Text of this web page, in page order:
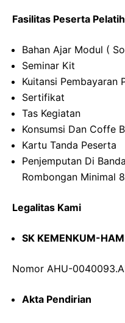
Fasilitas Peserta
Bahan Ajar Modul (
Seminar Kit
Kuitansi Pembayaran
Sertifikat
Tas Kegiatan
Konsumsi Dan Coffe
Kartu Tanda Peserta
Penjemputan Di
Rombongan Minimal
Legalitas Kami
SK KEMENKUM-
Nomor AHU-
Akta Pendirian